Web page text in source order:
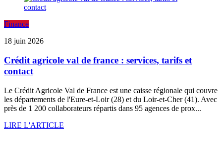
Finance
18 juin 2026
Crédit agricole val de france : services, tarifs et
contact
Le Crédit Agricole Val de France est une caisse régionale qui couvre
les départements de l'Eure-et-Loir (28) et du Loir-et-Cher (41). Avec
près de 1 200 collaborateurs répartis dans 95 agences de prox...
LIRE L'ARTICLE